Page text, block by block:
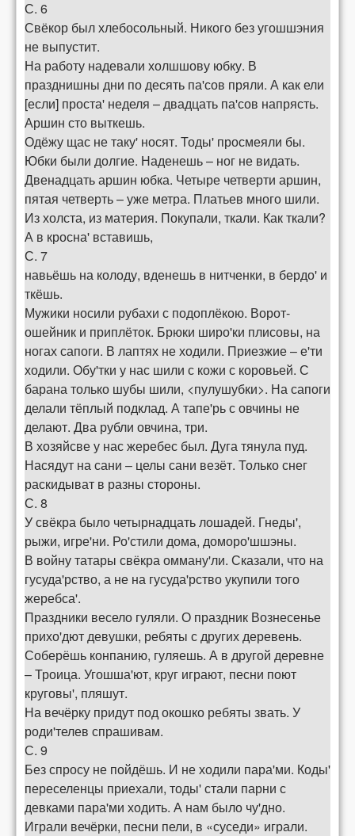
С. 6
Свёкор был хлебосольный. Никого без угошшэния
не выпустит.
На работу надевали холшшову юбку. В
празднишны дни по десять па'сов пряли. А как ели
[если] проста' неделя – двадцать па'сов напрясть.
Аршин сто выткешь.
Одёжу щас не таку' носят. Тоды' просмеяли бы.
Юбки были долгие. Наденешь – ног не видать.
Двенадцать аршин юбка. Четыре четверти аршин,
пятая четверть – уже метра. Платьев много шили.
Из холста, из материя. Покупали, ткали. Как ткали?
А в кросна' вставишь,
С. 7
навьёшь на колоду, вденешь в нитченки, в бердо' и
ткёшь.
Мужики носили рубахи с подоплёкою. Ворот-
ошейник и приплёток. Брюки широ'ки плисовы, на
ногах сапоги. В лаптях не ходили. Приезжие – е'ти
ходили. Обу'тки у нас шили с кожи с коровьей. С
барана только шубы шили, <пулушубки>. На сапоги
делали тёплый подклад. А тапе'рь с овчины не
делают. Два рубли овчина, три.
В хозяйсве у нас жеребес был. Дуга тянула пуд.
Насядут на сани – целы сани везёт. Только снег
раскидыват в разны стороны.
С. 8
У свёкра было четырнадцать лошадей. Гнеды',
рыжи, игре'ни. Ро'стили дома, доморо'шшэны.
В войну татары свёкра омману'ли. Сказали, что на
гусуда'рство, а не на гусуда'рство укупили того
жеребса'.
Праздники весело гуляли. О праздник Вознесенье
прихо'дют девушки, ребяты с других деревень.
Соберёшь конпанию, гуляешь. А в другой деревне
– Троица. Угошша'ют, круг играют, песни поют
круговы', пляшут.
На вечёрку придут под окошко ребяты звать. У
роди'телев спрашивам.
С. 9
Без спросу не пойдёшь. И не ходили пара'ми. Коды'
переселенцы приехали, тоды' стали парни с
девками пара'ми ходить. А нам было чу'дно.
Играли вечёрки, песни пели, в «суседи» играли.